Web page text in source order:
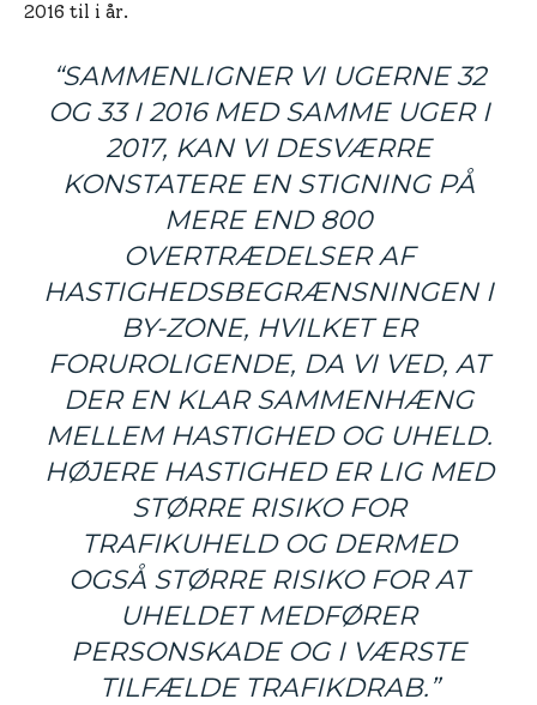
2016 til i år.
“SAMMENLIGNER VI UGERNE 32
OG 33 I 2016 MED SAMME UGER I
2017, KAN VI DESVÆRRE
KONSTATERE EN STIGNING PÅ
MERE END 800
OVERTRÆDELSER AF
HASTIGHEDSBEGRÆNSNINGEN I
BY-ZONE, HVILKET ER
FORUROLIGENDE, DA VI VED, AT
DER EN KLAR SAMMENHÆNG
MELLEM HASTIGHED OG UHELD.
HØJERE HASTIGHED ER LIG MED
STØRRE RISIKO FOR
TRAFIKUHELD OG DERMED
OGSÅ STØRRE RISIKO FOR AT
UHELDET MEDFØRER
PERSONSKADE OG I VÆRSTE
TILFÆLDE TRAFIKDRAB.”